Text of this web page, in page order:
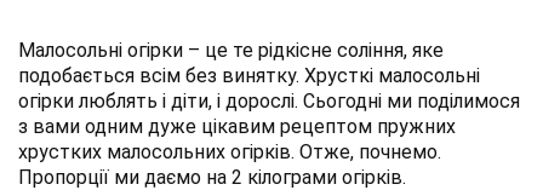
Малосольні огірки – це те рідкісне соління, яке
подобається всім без винятку. Хрусткі малосольні
огірки люблять і діти, і дорослі. Сьогодні ми поділимося
з вами одним дуже цікавим рецептом пружних
хрустких малосольних огірків. Отже, почнемо.
Пропорції ми даємо на 2 кілограми огірків.